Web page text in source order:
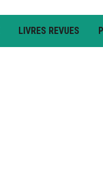
LIVRES REVUES